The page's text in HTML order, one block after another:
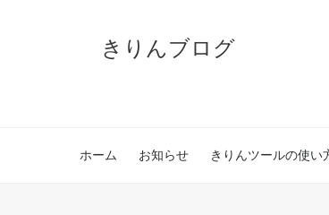
きりんブログ
ホーム お知らせ きりんツールの使い